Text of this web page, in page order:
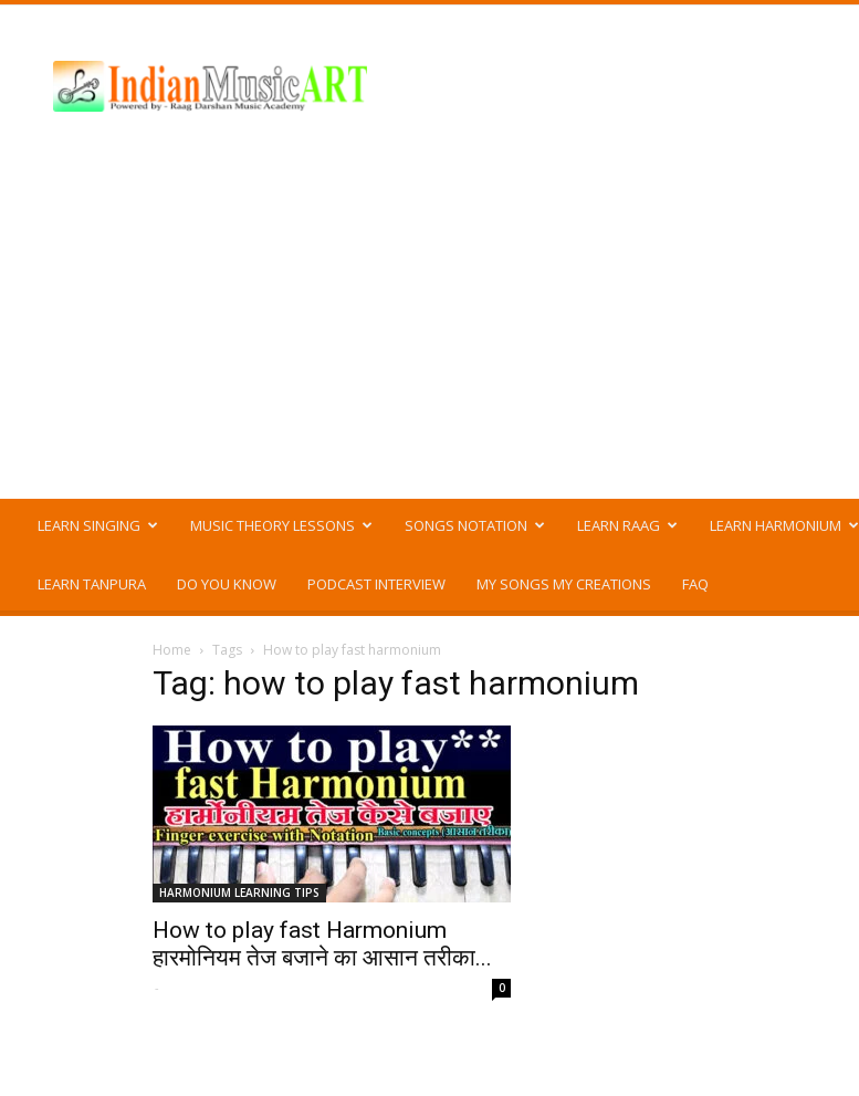
Music
ART
LEARN SINGING MUSIC THEORY LESSONS SONGS NOTATION LEARN RAAG LEARN HARMONIUM
LEARN TANPURA DO YOU KNOW PODCAST INTERVIEW MY SONGS MY CREATIONS FAQ
Home Tags How to play fast harmonium
Tag: how to play fast harmonium
HARMONIUM LEARNING TIPS
How to play fast Harmonium
हारमोनियम तेज बजाने का आसान तरीका...
- 0